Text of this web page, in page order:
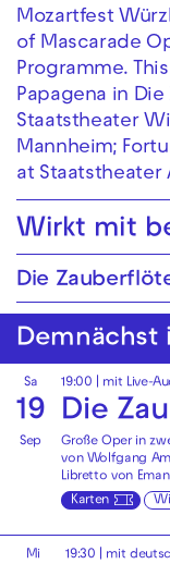
Mozartfest
of Mascarade
Programme.
Papagena in
Staatstheater
Mannheim;
at Staatstheater
Wirkt mit
Die
Demnächst
Sa
19
Sep
19:00 | mit Live-
Die
Große Oper in
von Wolfgang
Libretto von
Karten
Mi 19:30 mit